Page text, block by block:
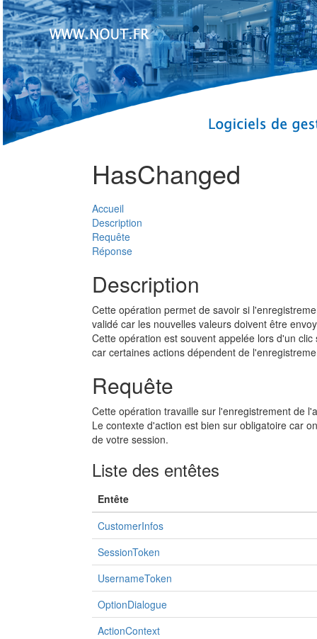
HasChanged
Accueil
Description
Requête
Réponse
Description
Cette opération permet de savoir si
validé car les nouvelles valeurs doivent être
Cette opération est souvent appelée lors d'un
car certaines actions dépendent de
Requête
Cette opération travaille sur l'enregistrement de
Le contexte d'action est bien sur obligatoire car
de votre session.
Liste des entêtes
Entête
CustomerInfos
SessionToken
UsernameToken
OptionDialogue
ActionContext